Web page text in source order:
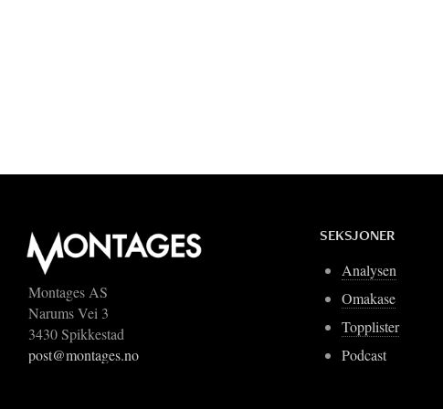
Montages AS
Narums Vei 3
3430 Spikkestad
post@montages.no
SEKSJONER
Analysen
Omakase
Topplister
Podcast